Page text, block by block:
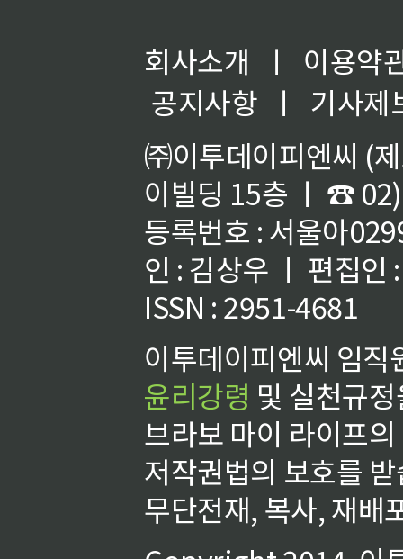
회사소개 ㅣ
이용약
공지사항
ㅣ
기사제
㈜이투데이피엔씨 (
이빌딩 15층 ㅣ ☎
등록번호 : 서울아
인 : 김상우 ㅣ 편집인
ISSN : 2951-4681
이투데이피엔씨 임
윤리강령 및 실천규
브라보 마이 라이프
저작권법의 보호를
무단전재, 복사, 재배